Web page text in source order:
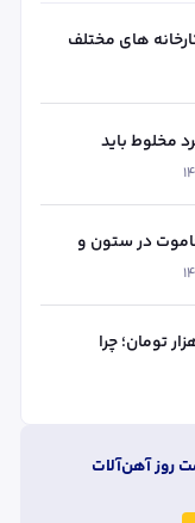
های مختلف
تلورانس و عوامل
مخلوط باید
در ستون و
میلگرد از کانال ۷۰ هزار تومان؛ چرا
روز آهن‌آلات